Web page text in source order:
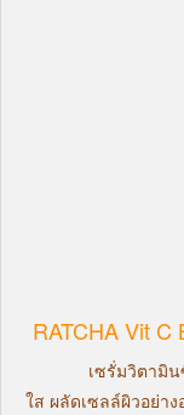
RATCHA Vit C
เซรั่มวิตามินซีเข้
ใส ผลัดเซลล์ผิวอย่า